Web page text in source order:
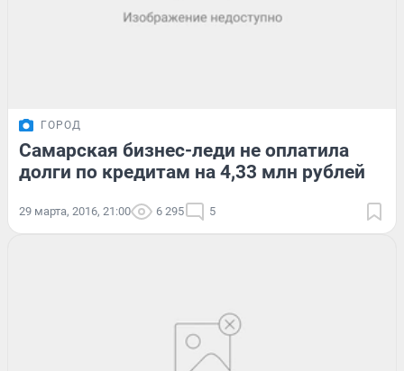
ГОРОД
Самарская бизнес-леди не оплатила
долги по кредитам на 4,33 млн рублей
29 марта, 2016, 21:00 6 295 5